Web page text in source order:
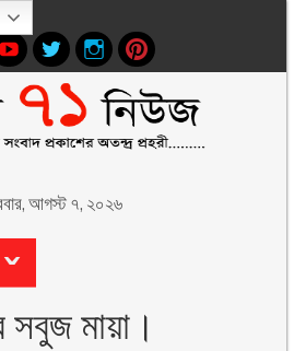
আগস্ট ৭, ২০২৬
মায়া।